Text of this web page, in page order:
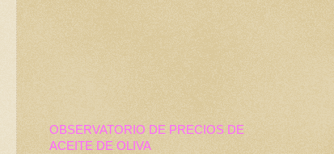
OBSERVATORIO DE PRECIOS DE
ACEITE DE OLIVA